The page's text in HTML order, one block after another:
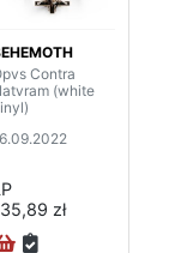
Contra
(white
zł